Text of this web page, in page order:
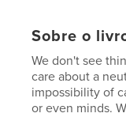
Sobre o
We don't see
care about a
impossibility of
or even minds.